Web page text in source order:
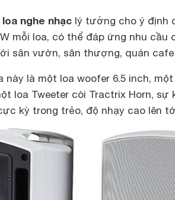
loa nghe nhạc lý tưởng cho ý định
mỗi loa, có thể đáp ứng nhu cầu
sân vườn, sân thượng, quán
này là một loa woofer 6.5 inch,
loa Tweeter còi Tractrix Horn, sự
kỳ trong trẻo, độ nhạy cao lên